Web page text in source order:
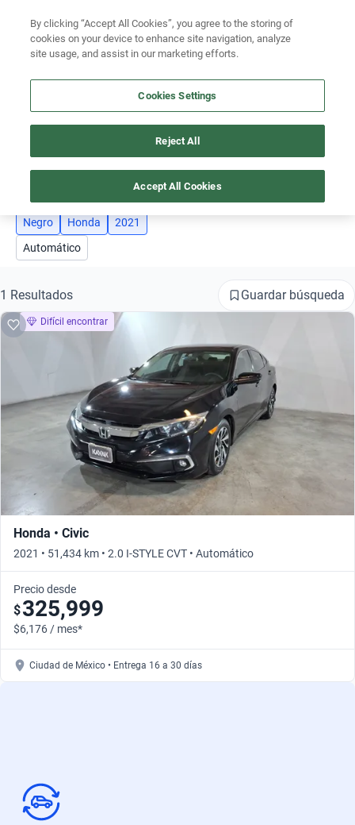
Ubicación
Busca por marca
Busca por versión
3
Negro Honda
2021
Automático
1 Resultados Guardar búsqueda
Difícil encontrar
Honda • Civic
2021 • 51,434 km • 2.0 I-STYLE CVT • Automático
Precio desde
$325,999
$6,176 / mes*
Ciudad de México • Entrega 16 a 30 días
By clicking “Accept All Cookies”, you agree to the storing of
cookies on your device to enhance site navigation, analyze
site usage, and assist in our marketing efforts.
Cookies Settings
Reject All
Accept All Cookies